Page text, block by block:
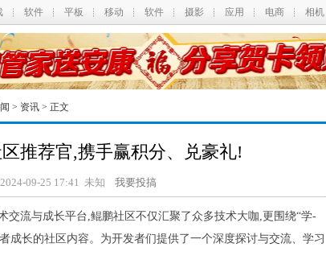
软件 平板 移动 软件 摄影 应用 电商 相机
> 资讯 > 正文
推荐官,携手赢积分、兑豪礼!
2024-09-25 17:41 未知 我要投搞
交流与成长平台,鲲鹏社区不仅汇聚了众多技术大咖,更围绕“学-
成长的社区内容。为开发者们提供了一个深度探讨与交流、学习